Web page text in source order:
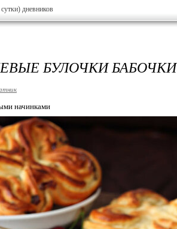
дневников
БУЛОЧКИ БАБОЧКИ
начинками